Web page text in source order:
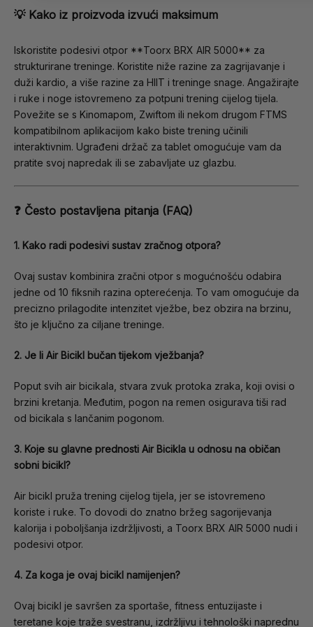
💡 Kako iz proizvoda izvući maksimum
Iskoristite podesivi otpor **Toorx BRX AIR 5000** za
strukturirane treninge. Koristite niže razine za zagrijavanje i
duži kardio, a više razine za HIIT i treninge snage. Angažirajte
i ruke i noge istovremeno za potpuni trening cijelog tijela.
Povežite se s Kinomapom, Zwiftom ili nekom drugom FTMS
kompatibilnom aplikacijom kako biste trening učinili
interaktivnim. Ugrađeni držač za tablet omogućuje vam da
pratite svoj napredak ili se zabavljate uz glazbu.
❓ Često postavljena pitanja (FAQ)
1. Kako radi podesivi sustav zračnog otpora?
Ovaj sustav kombinira zračni otpor s mogućnošću odabira
jedne od 10 fiksnih razina opterećenja. To vam omogućuje da
precizno prilagodite intenzitet vježbe, bez obzira na brzinu,
što je ključno za ciljane treninge.
2. Je li Air Bicikl bučan tijekom vježbanja?
Poput svih air bicikala, stvara zvuk protoka zraka, koji ovisi o
brzini kretanja. Međutim, pogon na remen osigurava tiši rad
od bicikala s lančanim pogonom.
3. Koje su glavne prednosti Air Bicikla u odnosu na običan
sobni bicikl?
Air bicikl pruža trening cijelog tijela, jer se istovremeno
koriste i ruke. To dovodi do znatno bržeg sagorijevanja
kalorija i poboljšanja izdržljivosti, a Toorx BRX AIR 5000 nudi i
podesivi otpor.
4. Za koga je ovaj bicikl namijenjen?
Ovaj bicikl je savršen za sportaše, fitness entuzijaste i
teretane koje traže svestranu, izdržljivu i tehnološki naprednu